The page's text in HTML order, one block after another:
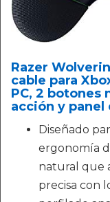
Razer
cable para
PC, 2 botones
acción y
Diseñado
ergonomía
natural que
precisa con